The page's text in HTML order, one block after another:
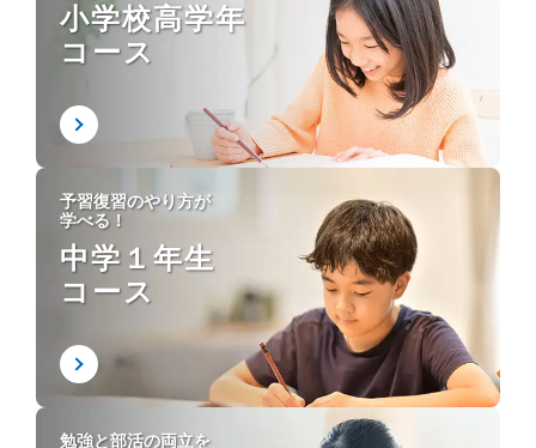
小学校高学年
コース
予習復習のやり方が
学べる！
中学１年生
コース
勉強と部活の両立を